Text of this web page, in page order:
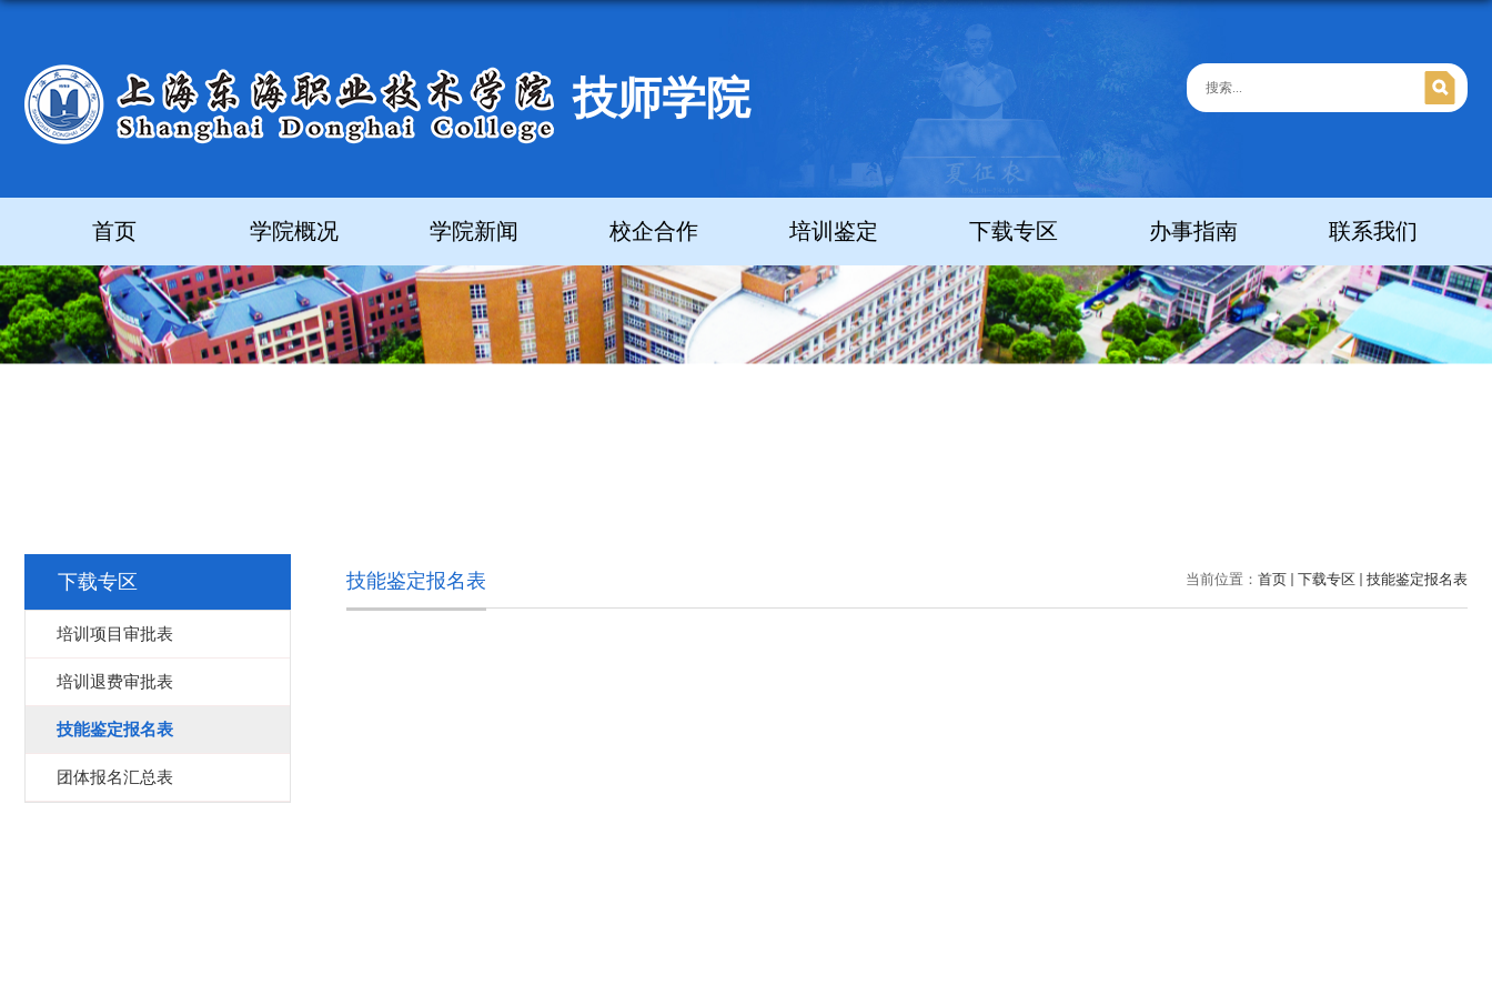
技师学院
首页 学院概况 学院新闻 校企合作 培训鉴定 下载专区 办事指南 联系我们
下载专区
培训项目审批表
培训退费审批表
技能鉴定报名表
团体报名汇总表
当前位置： 首页 下载专区 技能鉴定报名表
技能鉴定报名表